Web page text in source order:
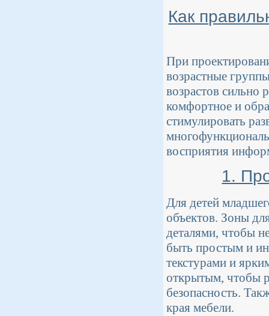
Как
При
возрастные
возрастов сильно
комфортное и
стимулировать
восприятия
1.
Для детей
объектов. Зоны
деталями, чтобы
быть простым и
текстурами и
открытым, чтобы
безопасность.
края мебели.